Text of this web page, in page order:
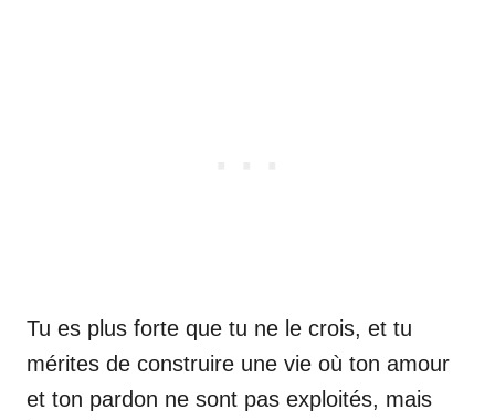
Tu es plus forte que tu ne le crois, et tu
mérites de construire une vie où ton amour
et ton pardon ne sont pas exploités, mais